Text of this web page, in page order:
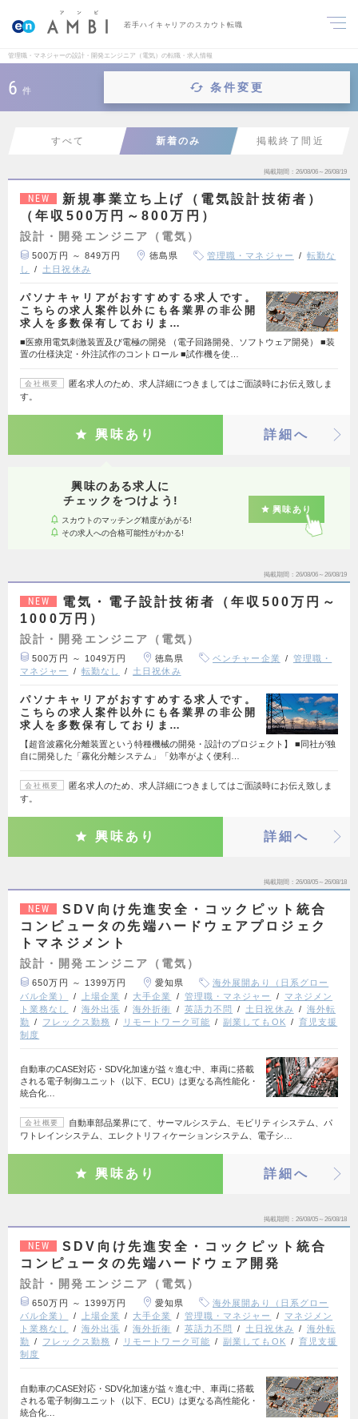
若手ハイキャリアのスカウト転職
管理職・マネジャーの設計・開発エンジニア（電気）の転職・求人情報
6 件 条件変更
すべて 新着のみ 掲載終了間近
掲載期間 26/08/06～26/08/19
NEW
新規事業立ち上げ（電気設計技術者）
（年収500万円～800万円）
設計・開発エンジニア（電気）
500万円 ～ 849万円 徳島県 管理職・マネジャー
転勤な
し
土日祝休み
パソナキャリアがおすすめする求人です。
こちらの求人案件以外にも各業界の非公開
求人を多数保有しておりま…
■医療用電気刺激装置及び電極の開発 （電子回路開発、ソフトウェア開発） ■装
置の仕様決定・外注試作のコントロール ■試作機を使…
会社概要
匿名求人のため、求人詳細につきましてはご面談時にお伝え致しま
す。
興味あり 詳細へ
興味のある求人に
チェックをつけよう!
スカウトのマッチング精度があがる!
その求人への合格可能性がわかる!
興味あり
掲載期間 26/08/06～26/08/19
NEW
電気・電子設計技術者（年収500万円～
1000万円）
設計・開発エンジニア（電気）
500万円 ～ 1049万円 徳島県 ベンチャー企業
管理職・
マネジャー
転勤なし 土日祝休み
パソナキャリアがおすすめする求人です。
こちらの求人案件以外にも各業界の非公開
求人を多数保有しておりま…
【超音波霧化分離装置という特種機械の開発・設計のプロジェクト】 ■同社が独
自に開発した「霧化分離システム」「効率がよく便利…
会社概要
匿名求人のため、求人詳細につきましてはご面談時にお伝え致しま
す。
興味あり 詳細へ
掲載期間 26/08/05～26/08/18
NEW
SDV向け先進安全・コックピット統合
コンピュータの先端ハードウェアプロジェク
トマネジメント
設計・開発エンジニア（電気）
650万円 ～ 1399万円 愛知県
海外展開あり（日系グロー
バル企業）
上場企業 大手企業 管理職・マネジャー
マネジメン
ト業務なし
海外出張 海外折衝 英語力不問 土日祝休み
海外転
勤
フレックス勤務 リモートワーク可能 副業してもOK
育児支援
制度
自動車のCASE対応・SDV化加速が益々進む中、車両に搭載
される電子制御ユニット（以下、ECU）は更なる高性能化・
統合化…
会社概要
自動車部品業界にて、サーマルシステム、モビリティシステム、パ
ワトレインシステム、エレクトリフィケーションシステム、電子シ…
興味あり 詳細へ
掲載期間 26/08/05～26/08/18
NEW
SDV向け先進安全・コックピット統合
コンピュータの先端ハードウェア開発
設計・開発エンジニア（電気）
650万円 ～ 1399万円 愛知県
海外展開あり（日系グロー
バル企業）
上場企業 大手企業 管理職・マネジャー
マネジメン
ト業務なし
海外出張 海外折衝 英語力不問 土日祝休み
海外転
勤
フレックス勤務 リモートワーク可能 副業してもOK
育児支援
制度
自動車のCASE対応・SDV化加速が益々進む中、車両に搭載
される電子制御ユニット（以下、ECU）は更なる高性能化・
統合化…